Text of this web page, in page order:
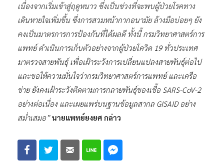
เนื่องจากเริ่มเข้าสู่ฤดูหนาว ซึ่งเป็นช่วงที่จะพบผู้ป่วยโรคทาง
เดินหายใจเพิ่มขึ้น ซึ่งการสวมหน้ากากอนามัย ล้างมือบ่อยๆ ยัง
คงเป็นมาตรการการป้องกันที่ได้ผลดี ทั้งนี้ กรมวิทยาศาสตร์การ
แพทย์ ดำเนินการเก็บตัวอย่างจากผู้ป่วยโควิด 19 ทั่วประเทศ
มาตรวจสายพันธุ์ เพื่อเฝ้าระวังการเปลี่ยนแปลงสายพันธุ์ต่อไป
และขอให้ความมั่นใจว่ากรมวิทยาศาสตร์การแพทย์ และเครือ
ข่าย ยังคงเฝ้าระวังติดตามการกลายพันธุ์ของเชื้อ SARS-CoV-2
อย่างต่อเนื่อง และเผยแพร่บนฐานข้อมูลสากล GISAID อย่าง
สม่ำเสมอ”นายแพทย์ยงยศ กล่าว